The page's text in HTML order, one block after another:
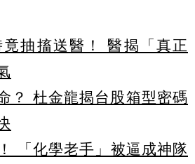
抽搐送醫！ 醫揭「真正
？ 杜金龍揭台股箱型密碼
「化學老手」被逼成神隊